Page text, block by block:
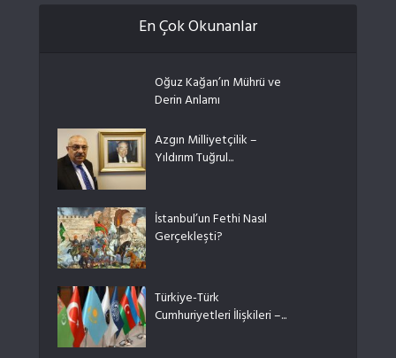
En Çok Okunanlar
Oğuz Kağan’ın Mührü ve
Derin Anlamı
Azgın Milliyetçilik –
Yıldırım Tuğrul...
İstanbul’un Fethi Nasıl
Gerçekleşti?
Türkiye-Türk
Cumhuriyetleri İlişkileri –...